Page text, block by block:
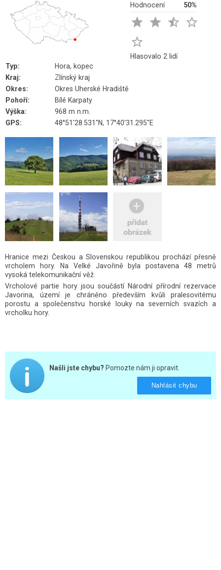
Hodnocení 50%
   

Hlasovalo 2 lidí
Typ:
Hora, kopec
Kraj:
Zlínský kraj
Okres:
Okres Uherské Hradiště
Pohoří:
Bílé Karpaty
Výška:
968 m n.m.
GPS:
48°51'28.531"N, 17°40'31.295"E
Hranice mezi Českou a Slovenskou republikou prochází přesně
vrcholem hory. Na Velké Javořině byla postavena 48 metrů
vysoká telekomunikační věž.
Vrcholové partie hory jsou součástí Národní přírodní rezervace
Javorina, území je chráněno především kvůli pralesovitému
porostu a společenstvu horské louky na severních svazích a
vrcholku hory.
Našli jste chybu? Pomozte nám ji opravit.
Nahlásit chybu